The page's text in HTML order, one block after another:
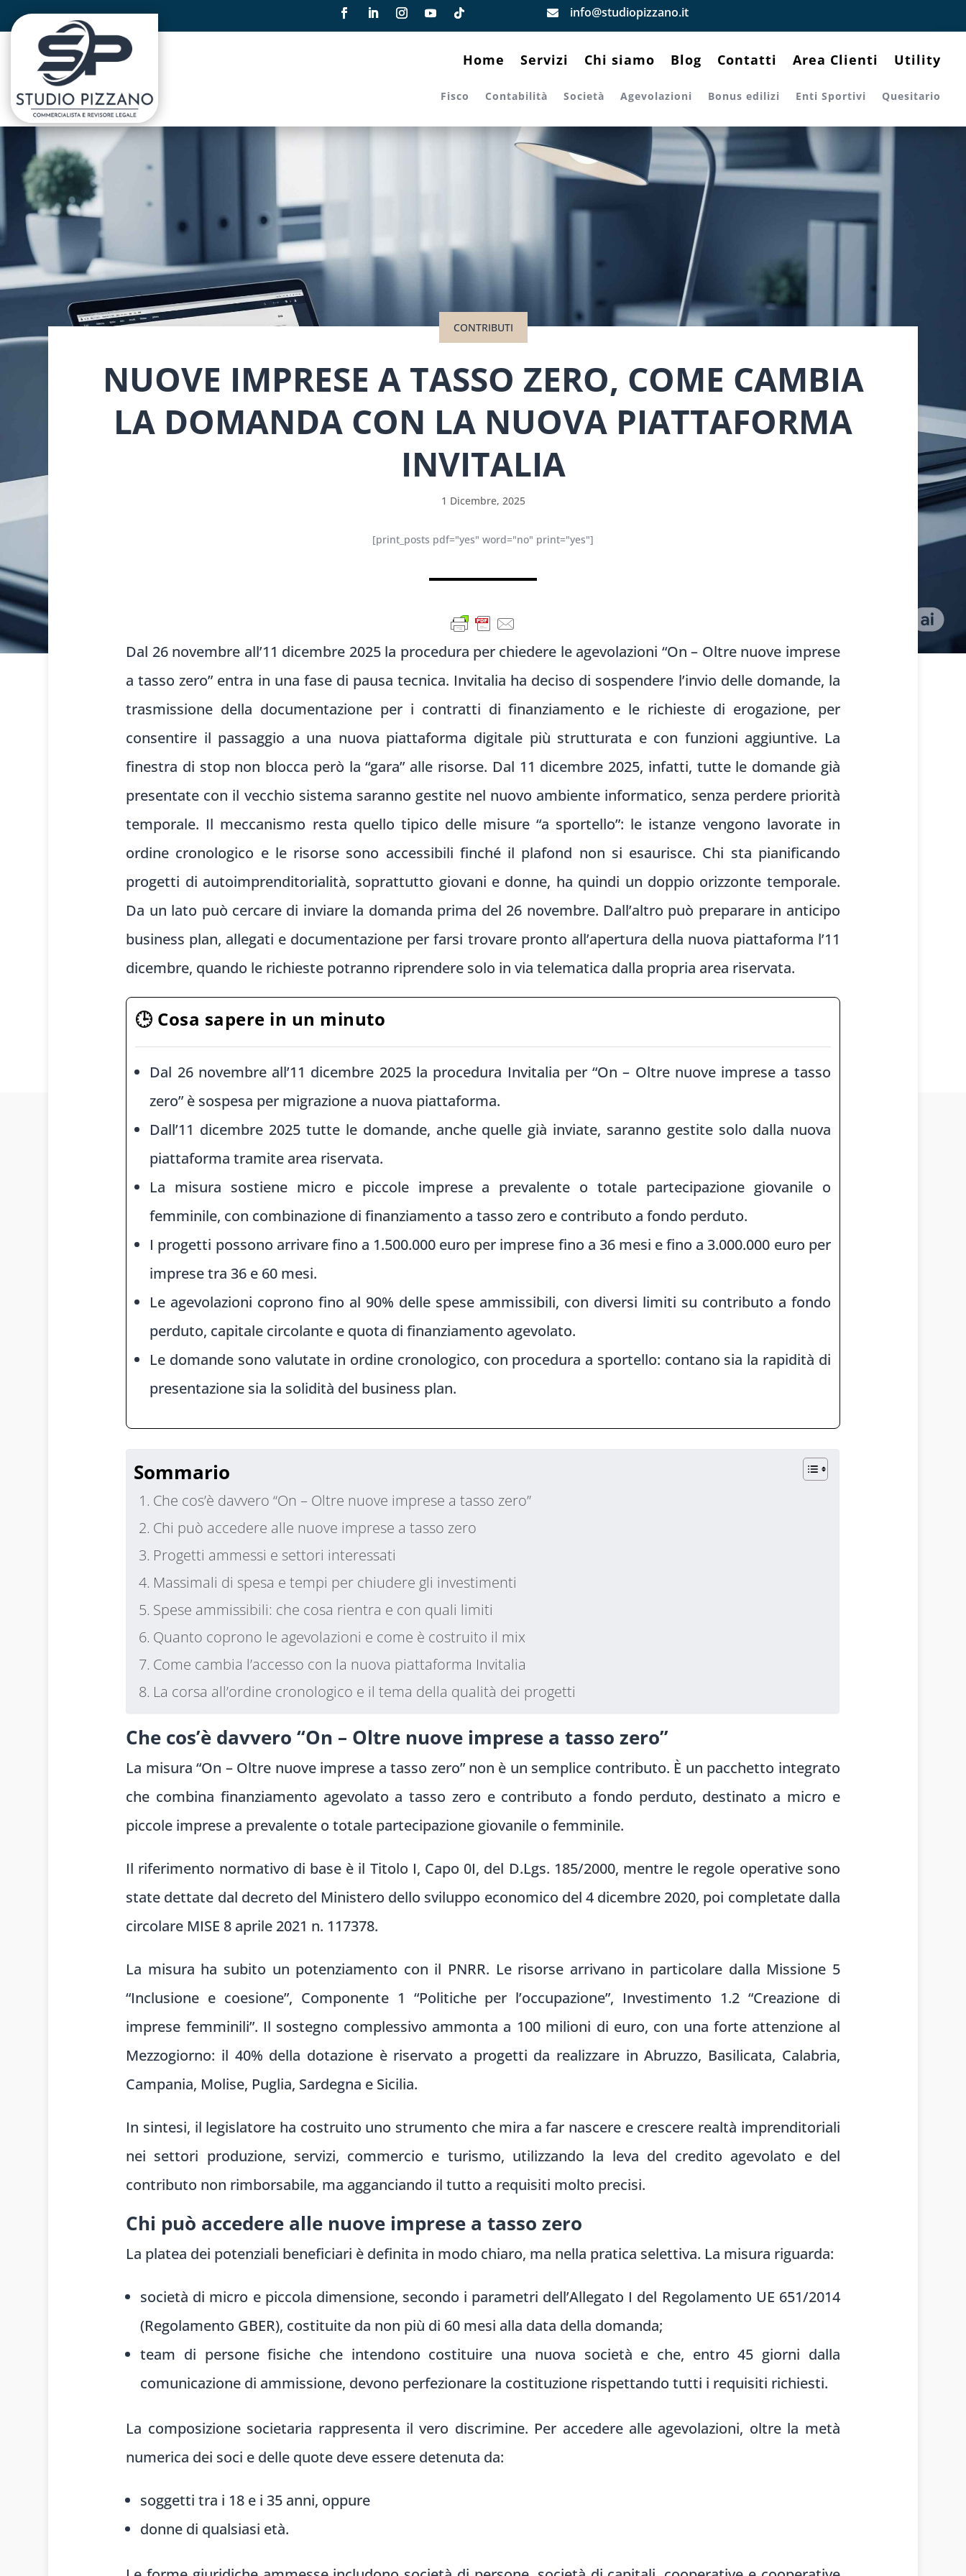
 info@studiopizzano.it
Home Servizi Chi siamo Blog Contatti Area Clienti Utility
Fisco Contabilità Società Agevolazioni Bonus edilizi Enti Sportivi Quesitario
CONTRIBUTI
NUOVE IMPRESE A TASSO ZERO, COME CAMBIA
LA DOMANDA CON LA NUOVA PIATTAFORMA
INVITALIA
1 Dicembre, 2025
[print_posts pdf="yes" word="no" print="yes"]
Dal 26 novembre all’11 dicembre 2025 la procedura per chiedere le agevolazioni “On – Oltre nuove imprese
a tasso zero” entra in una fase di pausa tecnica. Invitalia ha deciso di sospendere l’invio delle domande, la
trasmissione della documentazione per i contratti di finanziamento e le richieste di erogazione, per
consentire il passaggio a una nuova piattaforma digitale più strutturata e con funzioni aggiuntive. La
finestra di stop non blocca però la “gara” alle risorse. Dal 11 dicembre 2025, infatti, tutte le domande già
presentate con il vecchio sistema saranno gestite nel nuovo ambiente informatico, senza perdere priorità
temporale. Il meccanismo resta quello tipico delle misure “a sportello”: le istanze vengono lavorate in
ordine cronologico e le risorse sono accessibili finché il plafond non si esaurisce. Chi sta pianificando
progetti di autoimprenditorialità, soprattutto giovani e donne, ha quindi un doppio orizzonte temporale.
Da un lato può cercare di inviare la domanda prima del 26 novembre. Dall’altro può preparare in anticipo
business plan, allegati e documentazione per farsi trovare pronto all’apertura della nuova piattaforma l’11
dicembre, quando le richieste potranno riprendere solo in via telematica dalla propria area riservata.
🕒 Cosa sapere in un minuto
Dal 26 novembre all’11 dicembre 2025 la procedura Invitalia per “On – Oltre nuove imprese a tasso
zero” è sospesa per migrazione a nuova piattaforma.
Dall’11 dicembre 2025 tutte le domande, anche quelle già inviate, saranno gestite solo dalla nuova
piattaforma tramite area riservata.
La misura sostiene micro e piccole imprese a prevalente o totale partecipazione giovanile o
femminile, con combinazione di finanziamento a tasso zero e contributo a fondo perduto.
I progetti possono arrivare fino a 1.500.000 euro per imprese fino a 36 mesi e fino a 3.000.000 euro per
imprese tra 36 e 60 mesi.
Le agevolazioni coprono fino al 90% delle spese ammissibili, con diversi limiti su contributo a fondo
perduto, capitale circolante e quota di finanziamento agevolato.
Le domande sono valutate in ordine cronologico, con procedura a sportello: contano sia la rapidità di
presentazione sia la solidità del business plan.
Sommario
Che cos’è davvero “On – Oltre nuove imprese a tasso zero”
Chi può accedere alle nuove imprese a tasso zero
Progetti ammessi e settori interessati
Massimali di spesa e tempi per chiudere gli investimenti
Spese ammissibili: che cosa rientra e con quali limiti
Quanto coprono le agevolazioni e come è costruito il mix
Come cambia l’accesso con la nuova piattaforma Invitalia
La corsa all’ordine cronologico e il tema della qualità dei progetti
Che cos’è davvero “On – Oltre nuove imprese a tasso zero”
La misura “On – Oltre nuove imprese a tasso zero” non è un semplice contributo. È un pacchetto integrato
che combina finanziamento agevolato a tasso zero e contributo a fondo perduto, destinato a micro e
piccole imprese a prevalente o totale partecipazione giovanile o femminile.
Il riferimento normativo di base è il Titolo I, Capo 0I, del D.Lgs. 185/2000, mentre le regole operative sono
state dettate dal decreto del Ministero dello sviluppo economico del 4 dicembre 2020, poi completate dalla
circolare MISE 8 aprile 2021 n. 117378.
La misura ha subito un potenziamento con il PNRR. Le risorse arrivano in particolare dalla Missione 5
“Inclusione e coesione”, Componente 1 “Politiche per l’occupazione”, Investimento 1.2 “Creazione di
imprese femminili”. Il sostegno complessivo ammonta a 100 milioni di euro, con una forte attenzione al
Mezzogiorno: il 40% della dotazione è riservato a progetti da realizzare in Abruzzo, Basilicata, Calabria,
Campania, Molise, Puglia, Sardegna e Sicilia.
In sintesi, il legislatore ha costruito uno strumento che mira a far nascere e crescere realtà imprenditoriali
nei settori produzione, servizi, commercio e turismo, utilizzando la leva del credito agevolato e del
contributo non rimborsabile, ma agganciando il tutto a requisiti molto precisi.
Chi può accedere alle nuove imprese a tasso zero
La platea dei potenziali beneficiari è definita in modo chiaro, ma nella pratica selettiva. La misura riguarda:
società di micro e piccola dimensione, secondo i parametri dell’Allegato I del Regolamento UE 651/2014
(Regolamento GBER), costituite da non più di 60 mesi alla data della domanda;
team di persone fisiche che intendono costituire una nuova società e che, entro 45 giorni dalla
comunicazione di ammissione, devono perfezionare la costituzione rispettando tutti i requisiti richiesti.
La composizione societaria rappresenta il vero discrimine. Per accedere alle agevolazioni, oltre la metà
numerica dei soci e delle quote deve essere detenuta da:
soggetti tra i 18 e i 35 anni, oppure
donne di qualsiasi età.